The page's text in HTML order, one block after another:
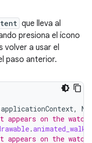
que lleva al
presiona el ícono
volver a usar el
paso anterior.
applicationContext,
on the
.animated_walk
on the watch